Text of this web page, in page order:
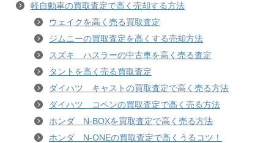
軽自動車の買取査定で高く売却する方法
ウェイクを高く売る買取査定
ジムニーの買取査定を高くする売却方法
スズキ ハスラーの中古車を高く売る査定
タントを高く売る買取査定
ダイハツ キャストの買取査定で高く売る方法
ダイハツ コペンの買取査定で高く売る方法
ホンダ N-BOXを買取査定で高く売る方法
ホンダ N-ONEの買取査定で高くうるコツ！